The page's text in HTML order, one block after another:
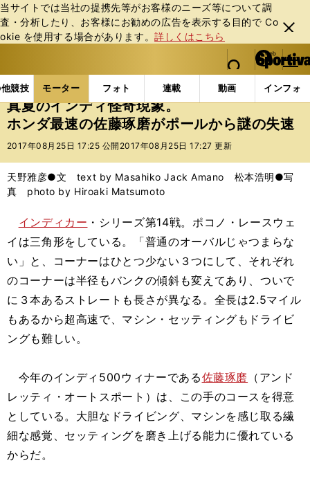
当サイトでは当社の提携先等がお客様のニーズ等について調
査・分析したり、お客様にお勧めの広告を表⽰する⽬的で Co
okie を使⽤する場合があります。詳しくはこちら
閉じ
る
web Sportiva (webスポルティーバ)
検索
マイペ
ー
ジ
メニュ
競技 モーター フォト 連載 動画 インフォ
b
ス
ポ
ル
バ
モーターの記事一覧 モーター その他 真夏のイ
真夏のインディ怪奇現象。
ホンダ最速の佐藤琢磨がポールから謎の失速
2017年08月25日 17:25 公開 2017年08月25日 17:27 更新
天野雅彦●文 text by Masahiko Jack Amano 松本浩明●写
真 photo by Hiroaki Matsumoto
インディカー ・シリーズ第14戦。ポコノ・レースウェ
イは三角形をしている。「普通のオーバルじゃつまらな
い」と、コーナーはひとつ少ない３つにして、それぞれ
のコーナーは半径もバンクの傾斜も変えてあり、ついで
に３本あるストレートも長さが異なる。全長は2.5マイル
もあるから超高速で、マシン・セッティングもドライビ
ングも難しい。
今年のインディ500ウィナーである佐藤琢磨 （アンド
レッティ・オートスポート）は、この手のコースを得意
としている。大胆なドライビング、マシンを感じ取る繊
細な感覚、セッティングを磨き上げる能力に優れている
からだ。